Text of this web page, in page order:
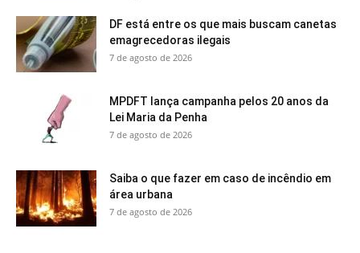
DF está entre os que mais buscam canetas
emagrecedoras ilegais
7 de agosto de 2026
MPDFT lança campanha pelos 20 anos da
Lei Maria da Penha
7 de agosto de 2026
Saiba o que fazer em caso de incêndio em
área urbana
7 de agosto de 2026